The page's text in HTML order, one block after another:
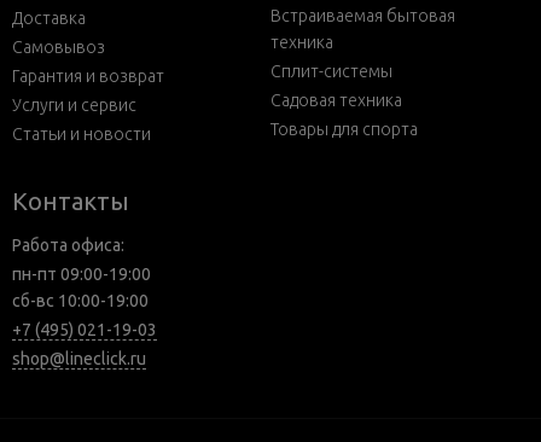
Доставка
Самовывоз
Гарантия и возврат
Услуги и сервис
Статьи и новости
Встраиваемая бытовая
техника
Сплит-системы
Садовая техника
Товары для спорта
Контакты
Работа офиса:
пн-пт 09:00-19:00
сб-вс 10:00-19:00
+7 (495) 021-19-03
shop@lineclick.ru